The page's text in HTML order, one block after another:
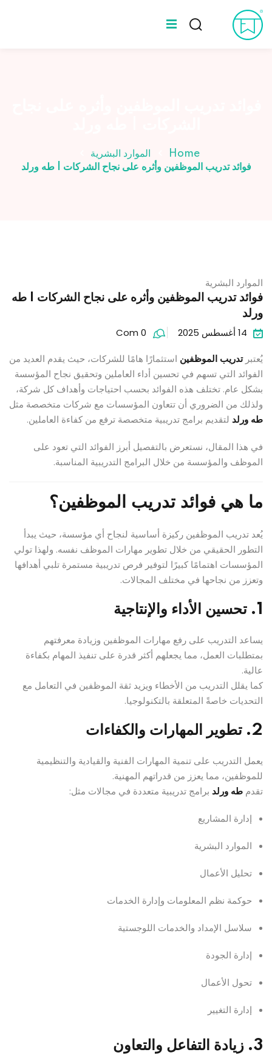
Skip
to
content
Home
الموارد البشرية
فوائد تدريب الموظفين وأثره على نجاح الشركات | طه ورلد
الموارد البشرية
فوائد تدريب الموظفين وأثره على نجاح الشركات | طه
ورلد
14 أغسطس 2025
Com 0
يُعتبرتدريب الموظفين استثمارًا هامًا للشركات، حيث يقدم العديد من
الفوائد التي تسهم في تحسين أداء العاملين وتحقيق نجاح المؤسسة
بشكل عام. تختلف هذه الفوائد بحسب احتياجات وأهداف كل شركة،
ولذلك من الضروري أن تتعاون المؤسسات مع شركات متخصصة مثل
طه ورلد لتقديم برامج تدريبية متخصصة ترفع من كفاءة العاملين.
في هذا المقال، نستعرض بالتفصيل أبرز الفوائد التي تعود على
الموظف والمؤسسة من خلال البرامج التدريبية المناسبة.
ما هي فوائد تدريب الموظفين؟
يُعد تدريب الموظفين ركيزة أساسية لنجاح أي مؤسسة، حيث يبدأ
التطور الحقيقي من خلال تطوير مهارات الموظف نفسه. ولهذا تولي
المؤسسات اهتمامًا كبيرًا لتوفير فرص تدريبية مستمرة تلبي أهدافها
وتعزز من نجاحها في مختلف المجالات.
1. تحسين الأداء والإنتاجية
يساعد التدريب على رفع مهارات الموظفين وزيادة معرفتهم
بمتطلبات العمل، مما يجعلهم أكثر قدرة على تنفيذ المهام بكفاءة
عالية.
كما يقلل التدريب من الأخطاء ويزيد ثقة الموظفين في التعامل مع
التحديات خاصةً المتعلقة بالتكنولوجيا.
2. تطوير المهارات والكفاءات
يعمل التدريب على تنمية المهارات الفنية والقيادية والتنظيمية
للموظفين، مما يعزز من قدراتهم المهنية.
تقدم طه ورلد برامج تدريبية متعددة في مجالات مثل:
إدارة المشاريع
الموارد البشرية
تحليل الأعمال
حوكمة نظم المعلومات وإدارة الخدمات
سلاسل الإمداد والخدمات اللوجستية
إدارة الجودة
تحول الأعمال
إدارة التغيير
3. زيادة التفاعل والتعاون
Sign in